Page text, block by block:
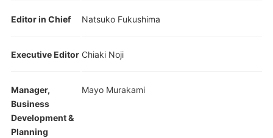
Editor in Chief Natsuko Fukushima
Executive Editor Chiaki Noji
Manager,
Business
Development &
Planning
Mayo Murakami